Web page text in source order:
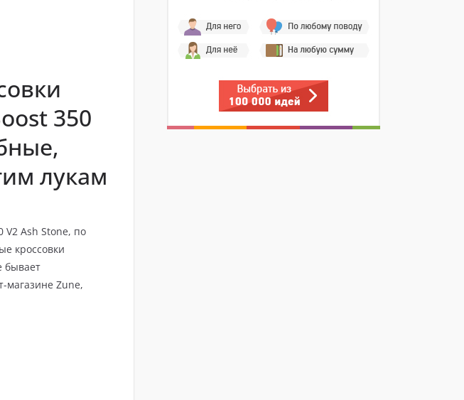
350
лукам
V2 Ash Stone, по
кроссовки
бывает
магазине Zune,